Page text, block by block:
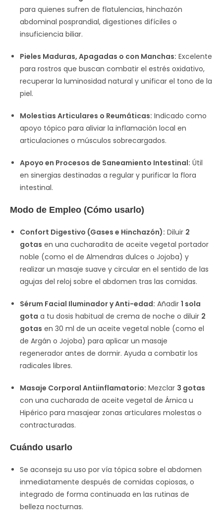
para quienes sufren de flatulencias, hinchazón
abdominal posprandial, digestiones difíciles o
insuficiencia biliar.
Pieles Maduras, Apagadas o con Manchas: Excelente
para rostros que buscan combatir el estrés oxidativo,
recuperar la luminosidad natural y unificar el tono de la
piel.
Molestias Articulares o Reumáticas: Indicado como
apoyo tópico para aliviar la inflamación local en
articulaciones o músculos sobrecargados.
Apoyo en Procesos de Saneamiento Intestinal: Útil
en sinergias destinadas a regular y purificar la flora
intestinal.
Modo de Empleo (Cómo usarlo)
Confort Digestivo (Gases e Hinchazón): Diluir 2
gotas en una cucharadita de aceite vegetal portador
noble (como el de Almendras dulces o Jojoba) y
realizar un masaje suave y circular en el sentido de las
agujas del reloj sobre el abdomen tras las comidas.
Sérum Facial Iluminador y Anti-edad: Añadir 1 sola
gota a tu dosis habitual de crema de noche o diluir 2
gotas en 30 ml de un aceite vegetal noble (como el
de Argán o Jojoba) para aplicar un masaje
regenerador antes de dormir. Ayuda a combatir los
radicales libres.
Masaje Corporal Antiinflamatorio: Mezclar 3 gotas
con una cucharada de aceite vegetal de Árnica u
Hipérico para masajear zonas articulares molestas o
contracturadas.
Cuándo usarlo
Se aconseja su uso por vía tópica sobre el abdomen
inmediatamente después de comidas copiosas, o
integrado de forma continuada en las rutinas de
belleza nocturnas.